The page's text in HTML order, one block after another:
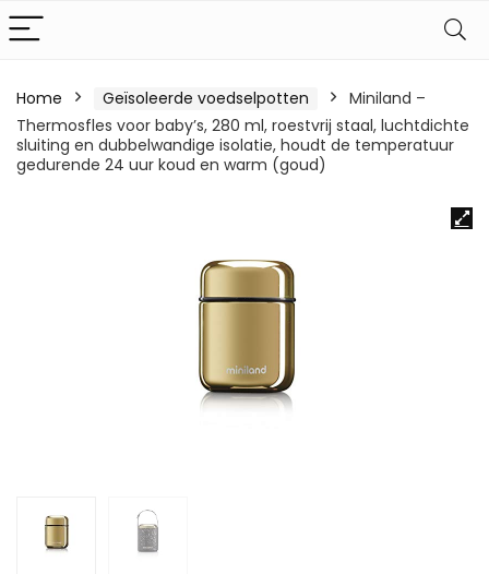
Home Geïsoleerde voedselpotten
Miniland –
Thermosfles voor baby’s, 280 ml, roestvrij staal, luchtdichte
sluiting en dubbelwandige isolatie, houdt de temperatuur
gedurende 24 uur koud en warm (goud)